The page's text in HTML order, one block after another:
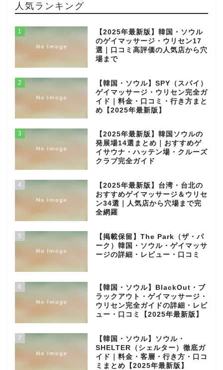
人気ランキング
1
【2025年最新版】韓国・ソウル
のゲイマッサージ・ウリセン17
選｜口コミ高評価の人気店から穴
場まで
2
【韓国・ソウル】SPY（スパイ）
ゲイマッサージ・ウリセン完全ガ
イド｜料金・口コミ・行き方まと
め【2025年最新版】
3
【2025年最新版】韓国ソウルの
発展場14選まとめ｜おすすめゲ
イサウナ・ハッテン場・クルーズ
クラブ完全ガイド
4
【2025年最新版】台湾・台北の
おすすめゲイマッサージ＆ウリセ
ン34選｜人気店から穴場まで完
全網羅
5
【掲載保留】The Park（ザ・パ
ーク）韓国・ソウル・ゲイマッサ
ージの詳細・レビュー・口コミ
6
【韓国・ソウル】BlackOut・ブ
ラックアウト・ゲイマッサージ・
ウリセン完全ガイドの詳細・レビ
ュー・口コミ【2025年最新版】
7
【韓国・ソウル】ソウル・
SHELTER（シェルター）徹底ガ
イド｜料金・客層・行き方・口コ
ミまとめ【2025年最新版】